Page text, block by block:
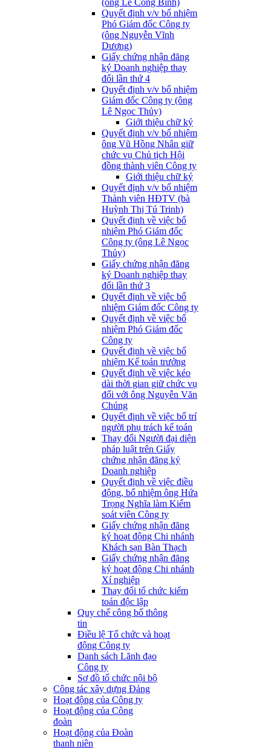
(ông Lê Công Bình)
Quyết định v/v bổ nhiệm
Phó Giám đốc Công ty
(ông Nguyễn Vĩnh
Dương)
Giấy chứng nhận đăng
ký Doanh nghiệp thay
đổi lần thứ 4
Quyết định v/v bổ nhiệm
Giám đốc Công ty (ông
Lê Ngọc Thủy)
Giới thiệu chữ ký
Quyết định v/v bổ nhiệm
ông Vũ Hồng Nhân giữ
chức vụ Chủ tịch Hội
đồng thành viên Công ty
Giới thiệu chữ ký
Quyết định v/v bổ nhiệm
Thành viên HĐTV (bà
Huỳnh Thị Tú Trinh)
Quyết định về việc bổ
nhiệm Phó Giám đốc
Công ty (ông Lê Ngọc
Thủy)
Giấy chứng nhận đăng
ký Doanh nghiệp thay
đổi lần thứ 3
Quyết định về việc bổ
nhiệm Giám đốc Công ty
Quyết định về việc bổ
nhiệm Phó Giám đốc
Công ty
Quyết định về việc bổ
nhiệm Kế toán trưởng
Quyết định về việc kéo
dài thời gian giữ chức vụ
đối với ông Nguyễn Văn
Chúng
Quyết định về việc bố trí
người phụ trách kế toán
Thay đổi Người đại diện
pháp luật trên Giấy
chứng nhận đăng ký
Doanh nghiệp
Quyết định về việc điều
động, bổ nhiệm ông Hứa
Trọng Nghĩa làm Kiểm
soát viên Công ty
Giấy chứng nhận đăng
ký hoạt động Chi nhánh
Khách sạn Bàn Thạch
Giấy chứng nhận đăng
ký hoạt động Chi nhánh
Xí nghiệp
Thay đổi tổ chức kiểm
toán độc lập
Quy chế công bố thông
tin
Điều lệ Tổ chức và hoạt
động Công ty
Danh sách Lãnh đạo
Công ty
Sơ đồ tổ chức nội bộ
Công tác xây dựng Đảng
Hoạt động của Công ty
Hoạt động của Công
đoàn
Hoạt động của Đoàn
thanh niên